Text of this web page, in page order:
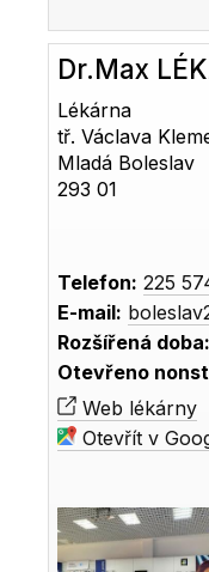
Dr.Max
Lékárna
tř. Václava
Mladá Boleslav
293 01
Telefon: 225
E-mail:
Rozšířená doba:
Otevřeno
Web lékárny
Otevřít v